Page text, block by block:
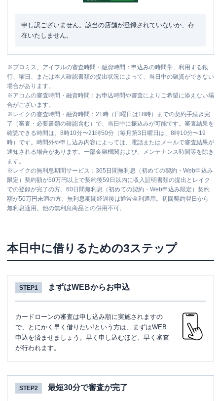
申し訳ございません。該当の店舗が登録されていないか、存
在いたしません。
※プロミス、アイフルの審査時間・融資時間：申込みの時間帯、利用する銀
行、曜日、または本人確認書類の提出状況によって、当日中の融資ができない
場合があります。
※アコムの審査時間・融資時間：お申込時間や審査によりご希望に添えない場
合がございます。
※ レイクの審査時間・融資時間：21時（日曜日は18時）までの契約手続き完
了（審査・必要書類の確認含む）で、当日中に振込みが可能です。審査結果を
確認できる時間は、8時10分〜21時50分（毎月第3日曜日は、8時10分〜19
時）です。時間外や申し込み内容によっては、電話またはメールで審査結果が
通知される場合があります。一部金融機関および、メンテナンス時間等を除き
ます。
※ レイクの無利息期間サービス：365日間無利息（初めての契約・Web申込み
限定）契約額が50万円以上で契約後59日以内に収入証明書類の提出とレイク
での登録が完了の方。60日間無利息（初めての契約・Web申込み限定）契約
額が50万円未満の方。無利息期間経過後は通常金利適用。初回契約翌日から
無利息適用。他の無利息商品との併用不可。
本日中に借りるための3ステップ
STEP1 まずはWEBからお申込
カードローンの審査は申し込み順に実施されますの
で、とにかく早く借りたい!という方は、まずはWEB
申込を済ませましょう。早く申し込むほど、早く審査
が行われます。
STEP2 最短30分で審査が完了